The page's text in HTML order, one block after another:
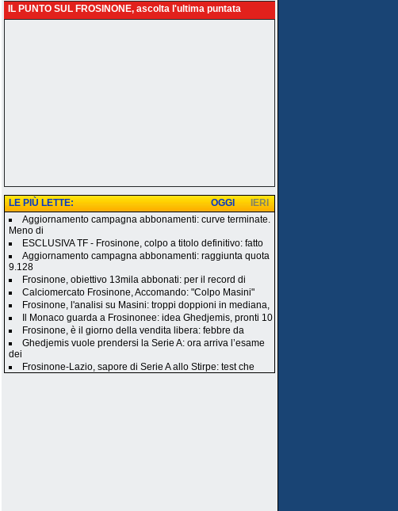
IL PUNTO SUL FROSINONE, ascolta l'ultima puntata
LE PIÙ LETTE: IERI
OGGI
Aggiornamento campagna abbonamenti: curve terminate.
Meno di
ESCLUSIVA TF - Frosinone, colpo a titolo definitivo: fatto
Aggiornamento campagna abbonamenti: raggiunta quota
9.128
Frosinone, obiettivo 13mila abbonati: per il record di
Calciomercato Frosinone, Accomando: "Colpo Masini"
Frosinone, l'analisi su Masini: troppi doppioni in mediana,
Il Monaco guarda a Frosinonee: idea Ghedjemis, pronti 10
Frosinone, è il giorno della vendita libera: febbre da
Ghedjemis vuole prendersi la Serie A: ora arriva l’esame
dei
Frosinone-Lazio, sapore di Serie A allo Stirpe: test che